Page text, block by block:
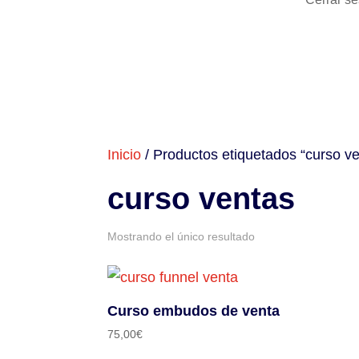
Inicio / Productos etiquetados “curso
curso ventas
Mostrando el único resultado
Curso embudos de venta
75,00€